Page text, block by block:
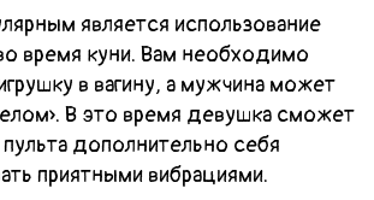
является использование
время куни. Вам необходимо
в вагину, а мужчина может
В это время девушка сможет
дополнительно себя
приятными вибрациями.